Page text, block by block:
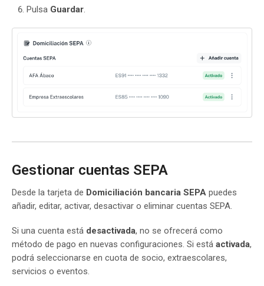
Pulsa Guardar.
Gestionar cuentas SEPA
Desde la tarjeta de Domiciliación bancaria SEPA puedes
añadir, editar, activar, desactivar o eliminar cuentas SEPA.
Si una cuenta está desactivada, no se ofrecerá como
método de pago en nuevas configuraciones. Si está activada,
podrá seleccionarse en cuota de socio, extraescolares,
servicios o eventos.